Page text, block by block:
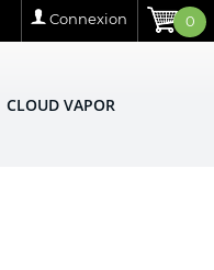
0
Connexion
CLOUD VAPOR